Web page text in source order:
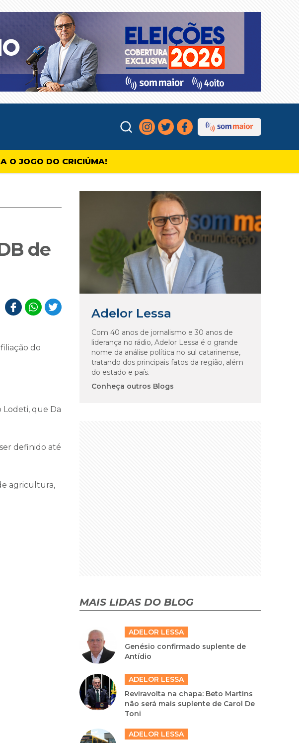
O JOGO DO CRICIÚMA!
de
do
Lodeti, que Da
definido até
agricultura,
Adelor Lessa
Com 40 anos de jornalismo e 30 anos de
liderança no rádio, Adelor Lessa é o grande
nome da análise política no sul catarinense,
tratando dos principais fatos da região, além
do estado e país.
Conheça outros Blogs
MAIS LIDAS DO BLOG
ADELOR LESSA
Genésio confirmado suplente de
Antídio
ADELOR LESSA
Reviravolta na chapa: Beto Martins
não será mais suplente de Carol De
Toni
ADELOR LESSA